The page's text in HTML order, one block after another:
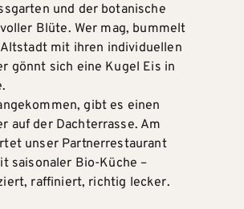
und der botanische
Blüte. Wer mag, bummelt
mit ihren individuellen
gönnt sich eine Kugel Eis in
gibt es einen
auf der Dachterrasse. Am
unser Partnerrestaurant
saisonaler Bio-Küche –
raffiniert, richtig lecker.